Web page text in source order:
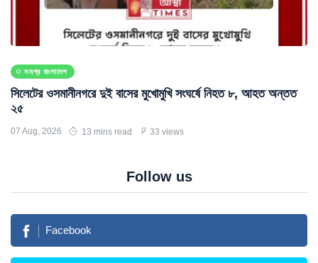
সমগ্র বাংলাদেশ
সিলেটের ওসমানীনগরে দুই বাসের মুখোমুখি সংঘর্ষে নিহত ৮, আহত অন্তত
২৫
07 Aug, 2026 13 mins read 33 views
Follow us
Facebook